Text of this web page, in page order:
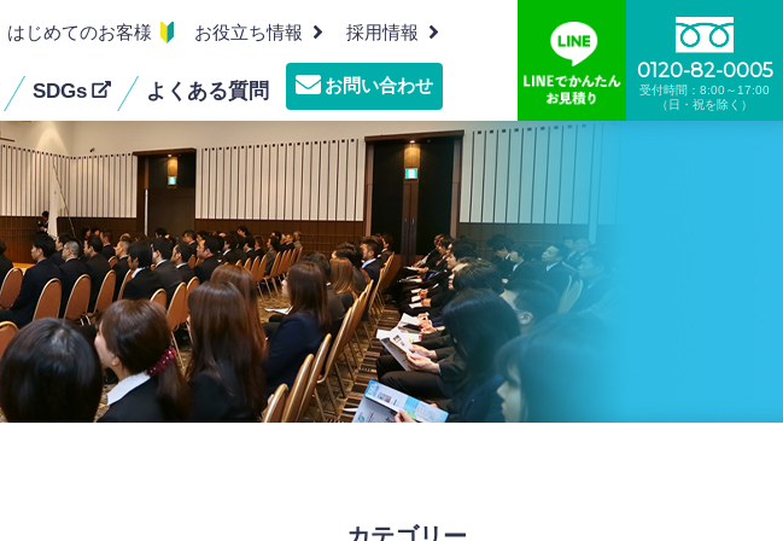
はじめてのお客様 お役立ち情報 採用情報
組織図 沿革
受賞歴 プレスルーム
医療系廃棄物回収 機密文書裁断リサイクル
建物除菌清掃業務 墓地・霊園の清掃管理
蛍光灯・畳・リサイクル 食品リサイクル
SDGs よくある質問 お問い合わせ
0120-82-0005
受付時間：8:00～17:00
（日・祝を除く）